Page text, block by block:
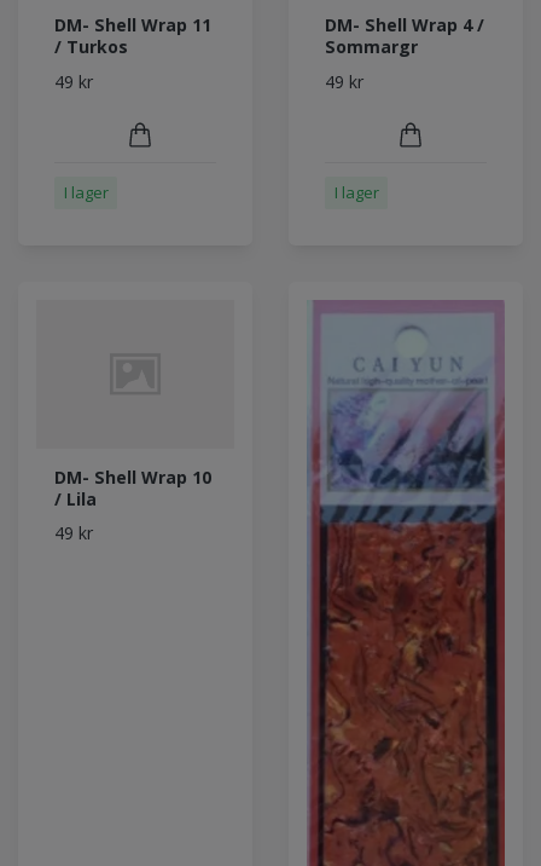
DM- Shell Wrap 11
/ Turkos
49 kr
I lager
DM- Shell Wrap 4 /
Sommargr
49 kr
I lager
DM- Shell Wrap 10
/ Lila
49 kr